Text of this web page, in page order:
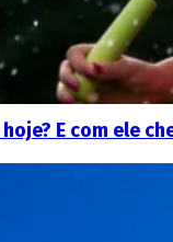
E com ele